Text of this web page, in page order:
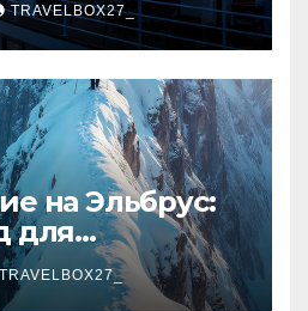
TRAVELBOX27_
на Эльбрус:
для
высочайшей
TRAVELBOX27_